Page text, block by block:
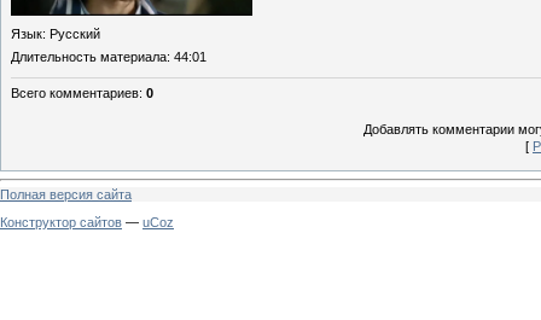
Язык: Русский
Длительность материала: 44:01
Всего комментариев: 0
Добавлять комментарии
[
Полная версия сайта
Конструктор сайтов — uCoz